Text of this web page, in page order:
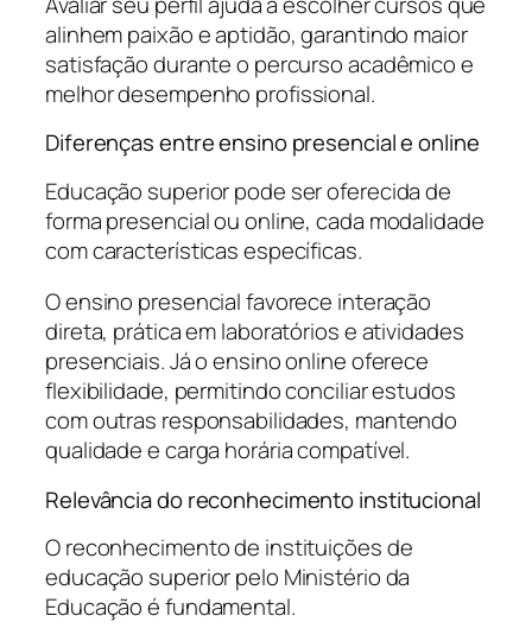
alinhem paixão e aptidão, garantindo maior
satisfação durante o percurso acadêmico e
melhor desempenho profissional.
Diferenças entre ensino presencial e online
Educação superior pode ser oferecida de
forma presencial ou online, cada modalidade
com características específicas.
O ensino presencial favorece interação
direta, prática em laboratórios e atividades
presenciais. Já o ensino online oferece
flexibilidade, permitindo conciliar estudos
com outras responsabilidades, mantendo
qualidade e carga horária compatível.
Relevância do reconhecimento institucional
O reconhecimento de instituições de
educação superior pelo Ministério da
Educação é fundamental.